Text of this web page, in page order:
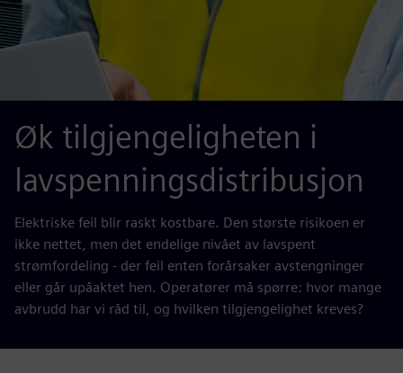
Øk tilgjengeligheten i
lavspenningsdistribusjon
Elektriske feil blir raskt kostbare. Den største risikoen er
ikke nettet, men det endelige nivået av lavspent
strømfordeling - der feil enten forårsaker avstengninger
eller går upåaktet hen. Operatører må spørre: hvor mange
avbrudd har vi råd til, og hvilken tilgjengelighet kreves?